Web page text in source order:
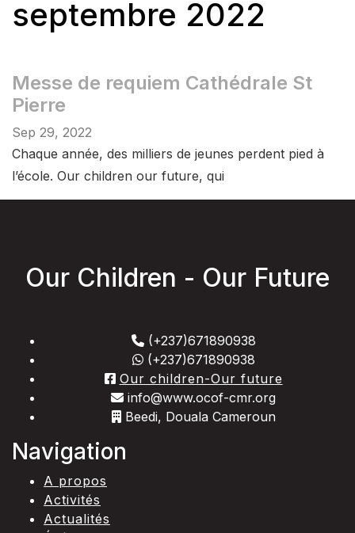
septembre 2022
Messe de requiem Cathédrale St
Pierre
Sep 29, 2022
Chaque année, des milliers de jeunes perdent pied à
l’école. Our children our future, qui
Our Children - Our Future
(+237)671890938
(+237)671890938
Our children-Our future
info@www.ocof-cmr.org
Beedi, Douala Cameroun
Navigation
A propos
Activités
Actualités